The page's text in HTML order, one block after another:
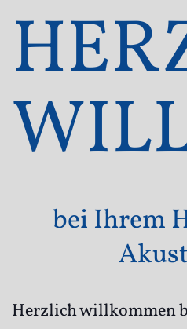
bei Ihrem
Herzlich willkommen